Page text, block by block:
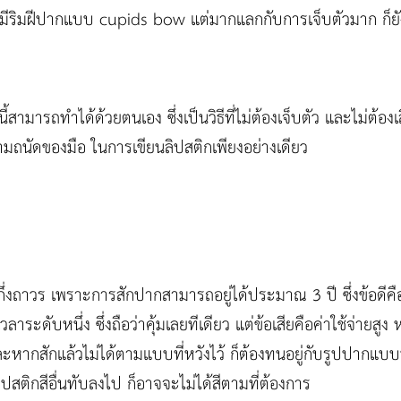
ริมฝีปากแบบ cupids bow แต่มากแลกกับการเจ็บตัวมาก ก็
ามารถทำได้ด้วยตนเอง ซึ่งเป็นวิธีที่ไม่ต้องเจ็บตัว และไม่ต้อง
ถนัดของมือ ในการเขียนลิปสติกเพียงอย่างเดียว
าวร เพราะการสักปากสามารถอยู่ได้ประมาณ 3 ปี ซึ่งข้อดีคื
าระดับหนึ่ง ซึ่งถือว่าคุ้มเลยทีเดียว แต่ข้อเสียคือค่าใช้จ่ายสู
หากสักแล้วไม่ได้ตามแบบที่หวังไว้ ก็ต้องทนอยู่กับรูปปากแบ
ติกสีอื่นทับลงไป ก็อาจจะไม่ได้สีตามที่ต้องการ